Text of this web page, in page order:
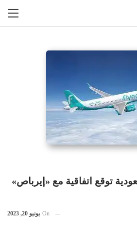
توقع اتفاقية مع «إيرباص»
On يونيو 20, 2023